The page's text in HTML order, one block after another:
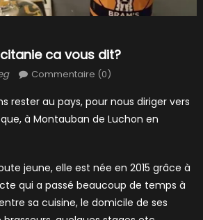
ca vous dit?
Commentaire (0)
rester au pays, pour nous diriger vers
à Montauban de Luchon en
jeune, elle est née en 2015 grâce à
qui a passé beaucoup de temps à
sa cuisine, le domicile de ses